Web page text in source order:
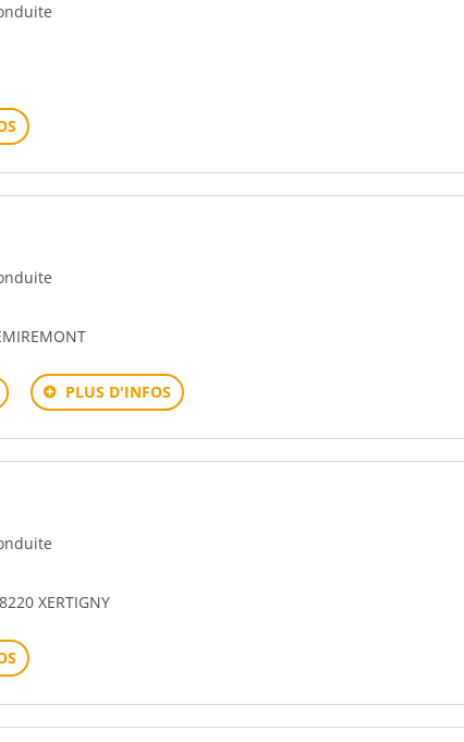
PLUS D'INFOS
XERTIGNY